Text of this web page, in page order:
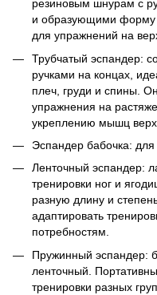
резиновым шнурам с
и образующими форму
для упражнений на
Трубчатый эспандер:
ручками на концах,
плеч, груди и спины.
упражнения на
укреплению мышц
Эспандер бабочка: для
Ленточный эспандер:
тренировки ног и
разную длину и
адаптировать
потребностям.
Пружинный эспандер:
ленточный.
тренировки разных